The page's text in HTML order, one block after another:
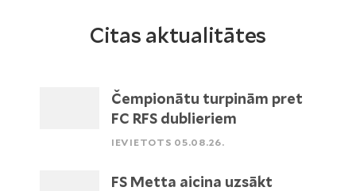
Citas aktualitātes
Čempionātu turpinām pret
FC RFS dublieriem
IEVIETOTS 05.08.26.
FS Metta aicina uzsākt